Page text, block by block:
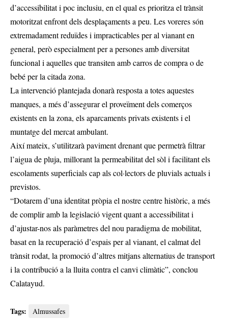
d’accessibilitat i poc inclusiu, en el qual es prioritza el trànsit
motoritzat enfront dels desplaçaments a peu. Les voreres són
extremadament reduïdes i impracticables per al vianant en
general, però especialment per a persones amb diversitat
funcional i aquelles que transiten amb carros de compra o de
bebé per la citada zona.
La intervenció plantejada donarà resposta a totes aquestes
manques, a més d’assegurar el proveïment dels comerços
existents en la zona, els aparcaments privats existents i el
muntatge del mercat ambulant.
Així mateix, s’utilitzarà paviment drenant que permetrà filtrar
l’aigua de pluja, millorant la permeabilitat del sòl i facilitant els
escolaments superficials cap als col·lectors de pluvials actuals i
previstos.
“Dotarem d’una identitat pròpia el nostre centre històric, a més
de complir amb la legislació vigent quant a accessibilitat i
d’ajustar-nos als paràmetres del nou paradigma de mobilitat,
basat en la recuperació d’espais per al vianant, el calmat del
trànsit rodat, la promoció d’altres mitjans alternatius de transport
i la contribució a la lluita contra el canvi climàtic”, conclou
Calatayud.
Tags: Almussafes